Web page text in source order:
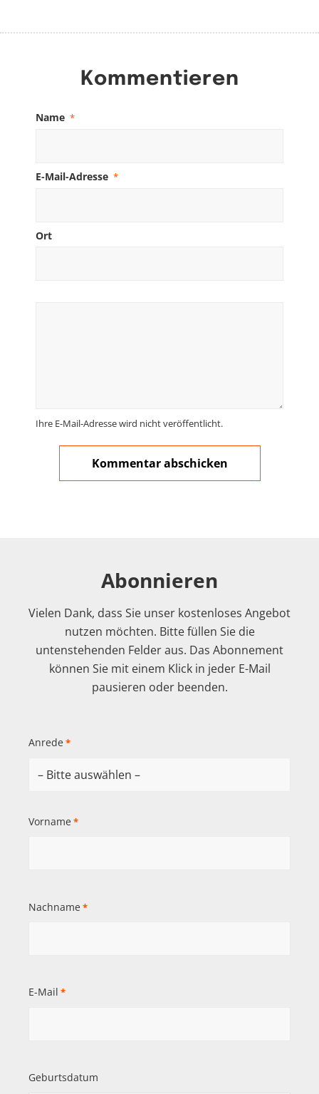
Kommentieren
Name *
E-Mail-Adresse *
Ort
Ihre E-Mail-Adresse wird nicht veröffentlicht.
Abonnieren
Vielen Dank, dass Sie unser kostenloses Angebot
nutzen möchten. Bitte füllen Sie die
untenstehenden Felder aus. Das Abonnement
können Sie mit einem Klick in jeder E-Mail
pausieren oder beenden.
Anrede *
Vorname *
Nachname *
E-Mail *
Geburtsdatum